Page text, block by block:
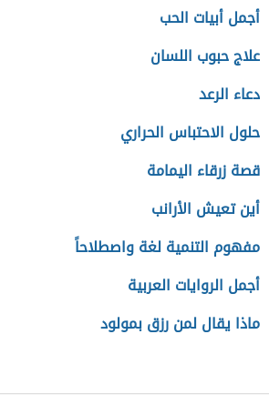
أجمل أبيات الحب
علاج حبوب اللسان
دعاء الرعد
حلول الاحتباس الحراري
قصة زرقاء اليمامة
أين تعيش الأرانب
مفهوم التنمية لغة واصطلاحاً
أجمل الروايات العربية
ماذا يقال لمن رزق بمولود